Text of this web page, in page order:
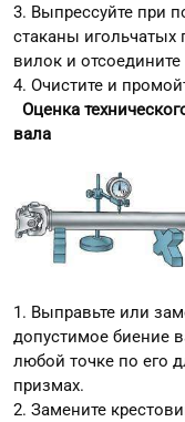
3. Выпрессуйте при
стаканы
вилок и
4. Очистите и
Оценка
вала
1. Выправьте или
допустимое биение
любой точке по его
призмах.
2. Замените